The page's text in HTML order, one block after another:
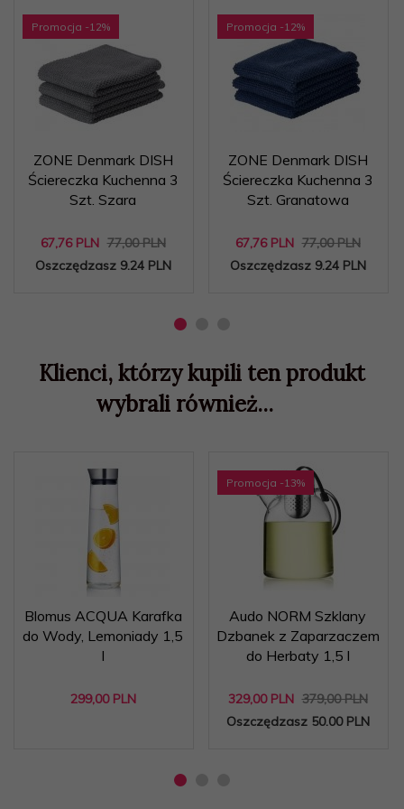
Promocja -12%
ZONE Denmark DISH
Ściereczka Kuchenna 3
Szt. Szara
67,76 PLN 77,00 PLN
Oszczędzasz 9.24 PLN
Promocja -12%
ZONE Denmark DISH
Ściereczka Kuchenna 3
Szt. Granatowa
67,76 PLN 77,00 PLN
Oszczędzasz 9.24 PLN
Klienci, którzy kupili ten produkt
wybrali również...
Blomus ACQUA Karafka
do Wody, Lemoniady 1,5
l
299,00 PLN
Promocja -13%
Audo NORM Szklany
Dzbanek z Zaparzaczem
do Herbaty 1,5 l
329,00 PLN 379,00 PLN
Oszczędzasz 50.00 PLN